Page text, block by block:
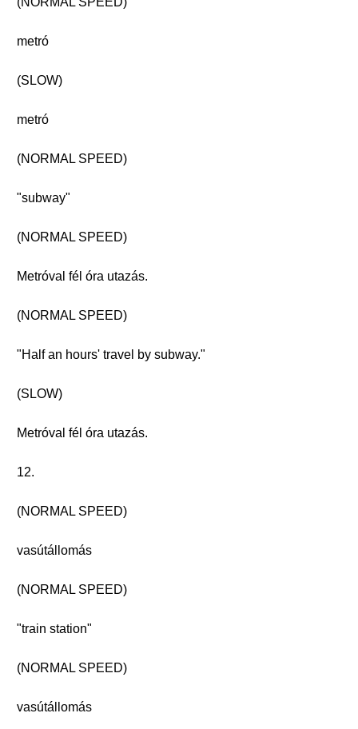
metró
(SLOW)
metró
(NORMAL SPEED)
"subway"
(NORMAL SPEED)
Metróval fél óra utazás.
(NORMAL SPEED)
"Half an hours' travel by subway."
(SLOW)
Metróval fél óra utazás.
12.
(NORMAL SPEED)
vasútállomás
(NORMAL SPEED)
"train station"
(NORMAL SPEED)
vasútállomás